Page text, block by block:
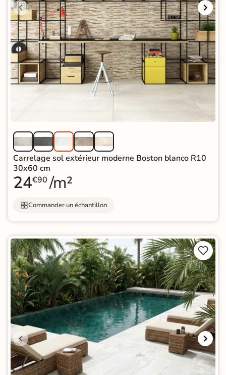
Carrelage sol extérieur moderne Boston blanco R10
30x60 cm
24€90 /m²
Commander un échantillon

